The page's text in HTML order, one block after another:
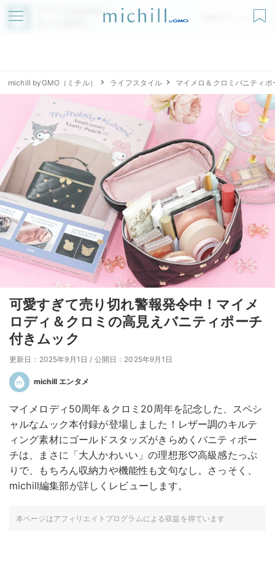
アプリでmichillが
無料ダウンロード
michill byGMO（ミチル） ライフスタイル マイメロ＆クロミバニティポ
可愛すぎて売り切れ警報発令中！マイメ
ロディ＆クロミの高見えバニティポーチ
付きムック
更新日：2025年9月1日 / 公開日：2025年9月1日
michill エンタメ
マイメロディ50周年＆クロミ20周年を記念した、スペシ
ャルなムック本付録が登場しました！レザー調のキルテ
ィング素材にゴールドスタッズがきらめくバニティポー
チは、まさに「大人かわいい」の理想形♡高級感たっぷ
りで、もちろん収納力や機能性も文句なし。さっそく、
michill編集部が詳しくレビューします。
本ページはアフィリエイトプログラムによる収益を得ています